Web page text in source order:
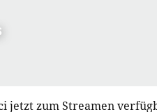
jetzt zum Streamen